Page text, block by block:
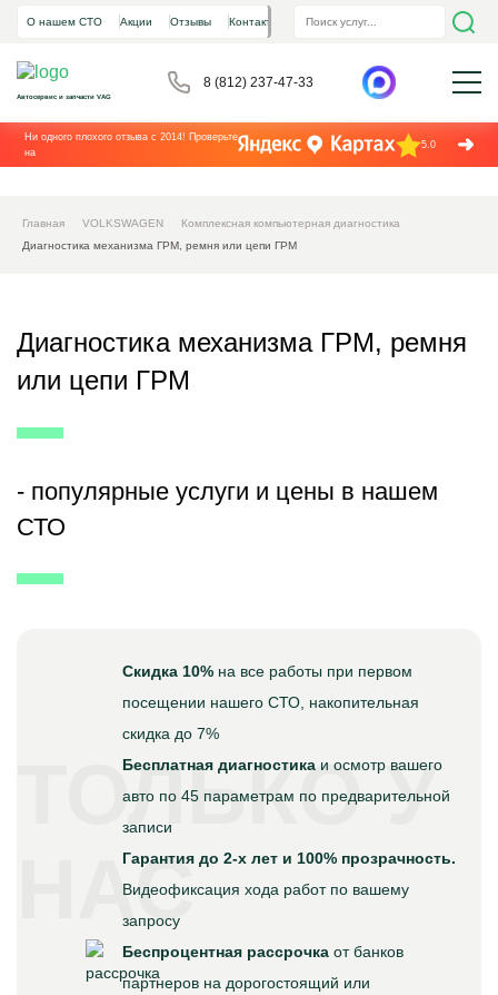
О нашем СТО Акции Отзывы Контакты
Автосервис и запчасти VAG
8 (812) 237-47-33
Ни одного плохого отзыва с 2014! Проверьте
на
5.0
Главная VOLKSWAGEN
Комплексная компьютерная диагностика
Диагностика механизма ГРМ, ремня или цепи ГРМ
Диагностика механизма ГРМ, ремня
или цепи ГРМ
- популярные услуги и цены в нашем
СТО
Скидка 10% на все работы при первом
посещении нашего СТО, накопительная
скидка до 7%
Бесплатная диагностика и осмотр вашего
авто по 45 параметрам по предварительной
записи
Гарантия до 2-х лет и 100% прозрачность.
Видеофиксация хода работ по вашему
запросу
Беспроцентная рассрочка от банков
партнеров на дорогостоящий или
ТОЛЬКО У
НАС